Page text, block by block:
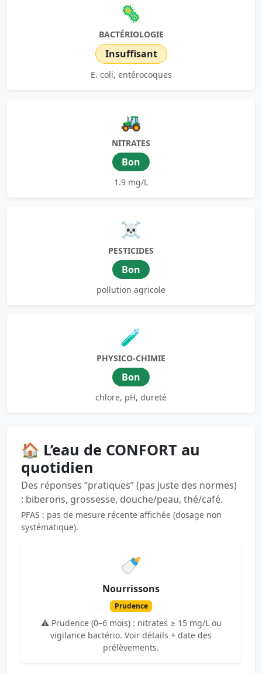
🦠
BACTÉRIOLOGIE
Insuffisant
E. coli, entérocoques
🚜
NITRATES
Bon
1.9 mg/L
☠️
PESTICIDES
Bon
pollution agricole
🧪
PHYSICO-CHIMIE
Bon
chlore, pH, dureté
🏠 L’eau de CONFORT au
quotidien
Des réponses “pratiques” (pas juste des normes)
: biberons, grossesse, douche/peau, thé/café.
PFAS : pas de mesure récente affichée (dosage non
systématique).
🍼
Nourrissons
Prudence
⚠️ Prudence (0–6 mois) : nitrates ≥ 15 mg/L ou
vigilance bactério. Voir détails + date des
prélèvements.